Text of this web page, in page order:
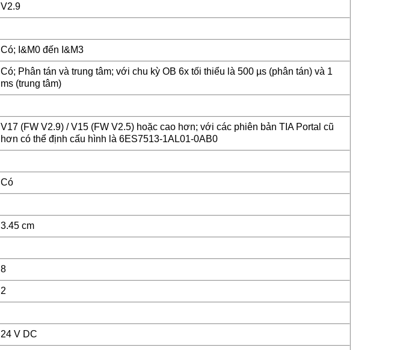
V2.9
Có; I&M0 đến I&M3
Có; Phân tán và trung tâm; với chu kỳ OB 6x tối thiểu là 500 µs (phân tán) và 1
ms (trung tâm)
V17 (FW V2.9) / V15 (FW V2.5) hoặc cao hơn; với các phiên bản TIA Portal cũ
hơn có thể định cấu hình là 6ES7513-1AL01-0AB0
Có
3.45 cm
8
2
24 V DC